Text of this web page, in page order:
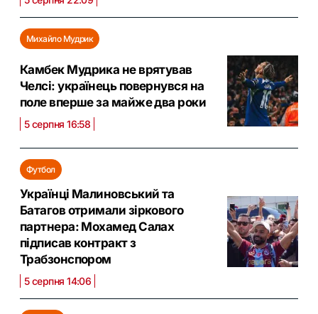
Михайло Мудрик
Камбек Мудрика не врятував
Челсі: українець повернувся на
поле вперше за майже два роки
5 серпня 16:58
Футбол
Українці Малиновський та
Батагов отримали зіркового
партнера: Мохамед Салах
підписав контракт з
Трабзонспором
5 серпня 14:06